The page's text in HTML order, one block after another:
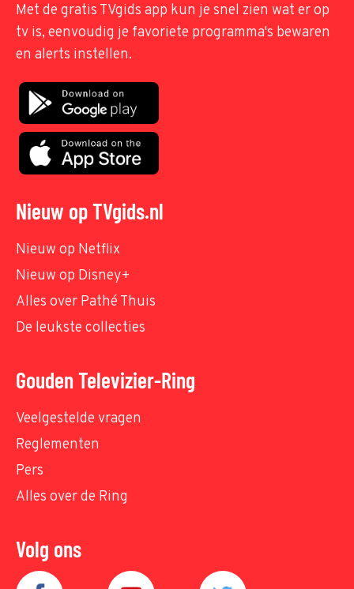
Met de gratis TVgids app kun je snel zien wat er op
tv is, eenvoudig je favoriete programma's bewaren
en alerts instellen.
Nieuw op TVgids.nl
Nieuw op Netflix
Nieuw op Disney+
Alles over Pathé Thuis
De leukste collecties
Gouden Televizier-Ring
Veelgestelde vragen
Reglementen
Pers
Alles over de Ring
Volg ons